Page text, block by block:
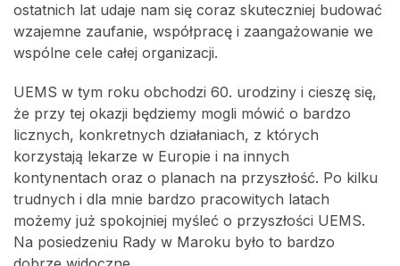
ostatnich lat udaje nam się coraz skuteczniej budować
wzajemne zaufanie, współpracę i zaangażowanie we
wspólne cele całej organizacji.
UEMS w tym roku obchodzi 60. urodziny i cieszę się,
że przy tej okazji będziemy mogli mówić o bardzo
licznych, konkretnych działaniach, z których
korzystają lekarze w Europie i na innych
kontynentach oraz o planach na przyszłość. Po kilku
trudnych i dla mnie bardzo pracowitych latach
możemy już spokojniej myśleć o przyszłości UEMS.
Na posiedzeniu Rady w Maroku było to bardzo